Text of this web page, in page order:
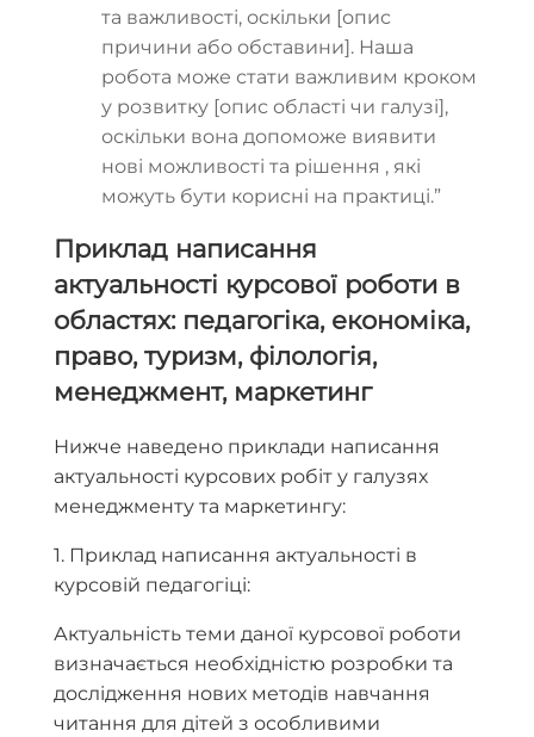
та важливості, оскільки [опис
причини або обставини]. Наша
робота може стати важливим кроком
у розвитку [опис області чи галузі],
оскільки вона допоможе виявити
нові можливості та рішення , які
можуть бути корисні на практиці.”
Приклад написання
актуальності курсової роботи в
областях: педагогіка, економіка,
право, туризм, філологія,
менеджмент, маркетинг
Нижче наведено приклади написання
актуальності курсових робіт у галузях
менеджменту та маркетингу:
1. Приклад написання актуальності в
курсовій педагогіці:
Актуальність теми даної курсової роботи
визначається необхідністю розробки та
дослідження нових методів навчання
читання для дітей з особливими